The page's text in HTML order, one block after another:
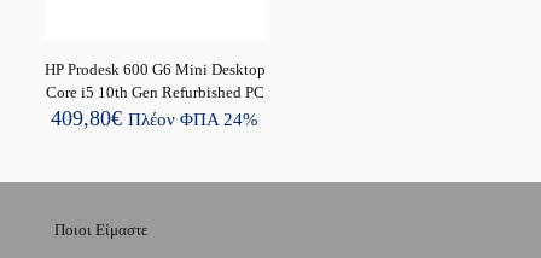
HP Prodesk 600 G6 Mini Desktop
Core i5 10th Gen Refurbished PC
409,80€ Πλέον ΦΠΑ 24%
Ποιοι Είμαστε